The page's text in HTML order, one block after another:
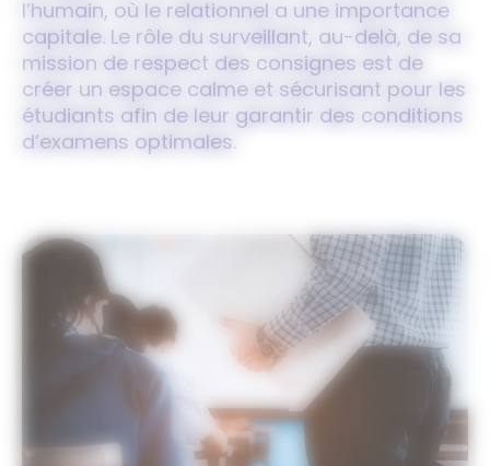
l’humain, où le relationnel a une importance
capitale. Le rôle du surveillant, au-delà, de sa
mission de respect des consignes est de
créer un espace calme et sécurisant pour les
étudiants afin de leur garantir des conditions
d’examens optimales.